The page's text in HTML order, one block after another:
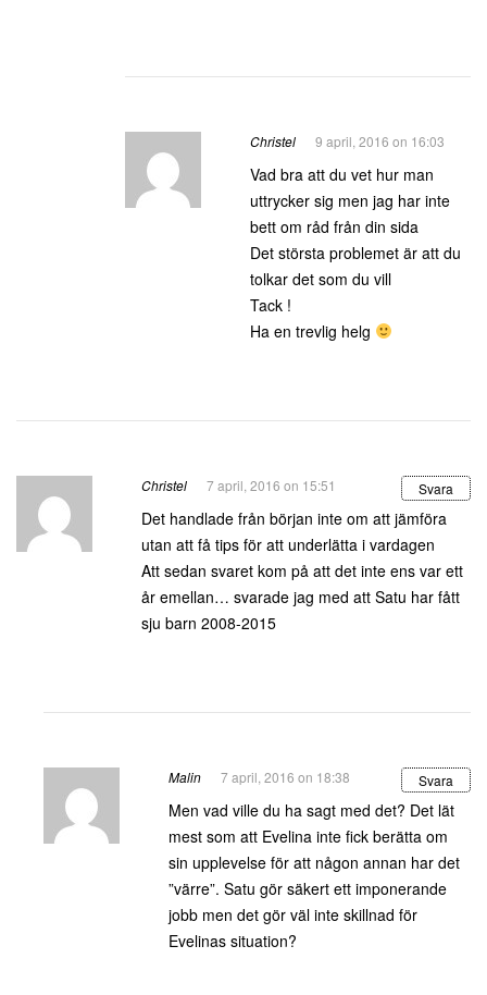
Christel 9 april, 2016 on 16:03
Vad bra att du vet hur man
uttrycker sig men jag har inte
bett om råd från din sida
Det största problemet är att du
tolkar det som du vill
Tack !
Ha en trevlig helg
Christel 7 april, 2016 on 15:51 Svara
Det handlade från början inte om att jämföra
utan att få tips för att underlätta i vardagen
Att sedan svaret kom på att det inte ens var ett
år emellan… svarade jag med att Satu har fått
sju barn 2008-2015
Malin 7 april, 2016 on 18:38 Svara
Men vad ville du ha sagt med det? Det lät
mest som att Evelina inte fick berätta om
sin upplevelse för att någon annan har det
”värre”. Satu gör säkert ett imponerande
jobb men det gör väl inte skillnad för
Evelinas situation?